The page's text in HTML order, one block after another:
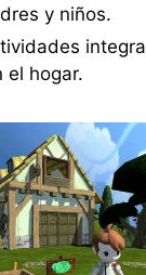
y niños.
el hogar.